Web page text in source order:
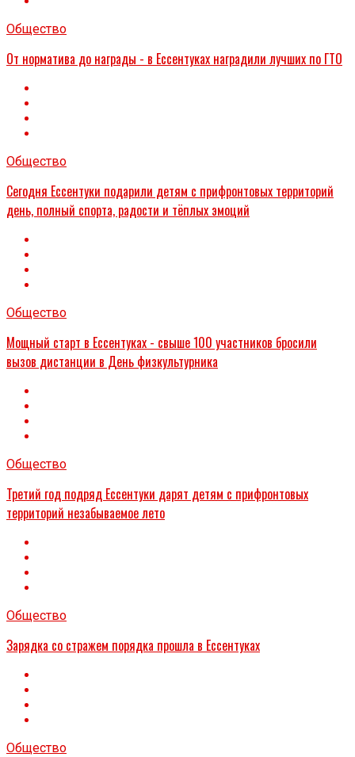
Общество
От норматива до награды - в Ессентуках наградили лучших по ГТО
Общество
Сегодня Ессентуки подарили детям с прифронтовых территорий
день, полный спорта, радости и тёплых эмоций
Общество
Мощный старт в Ессентуках - свыше 100 участников бросили
вызов дистанции в День физкультурника
Общество
Третий год подряд Ессентуки дарят детям с прифронтовых
территорий незабываемое лето
Общество
Зарядка со стражем порядка прошла в Ессентуках
Общество